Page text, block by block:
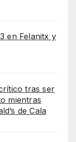
en Felanitx y
tras ser
mientras
de Cala